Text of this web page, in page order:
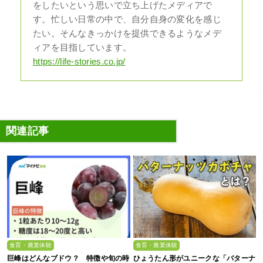
をしたいという思いで立ち上げたメディアで
す。忙しい日常の中で、自分自身の変化を感じ
たい。そんなきっかけを提供できるようなメデ
ィアを目指しています。
https://life-stories.co.jp/
関連記事
食育・農業体験
巨峰はどんなブドウ？ 特徴や旬の時
食育・農業体験
ひょうたん形がユニークな「バターナ